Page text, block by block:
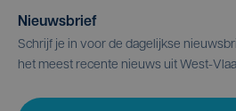
Nieuwsbrief
Schrijf je in voor de dagelijkse
het meest recente nieuws uit West-